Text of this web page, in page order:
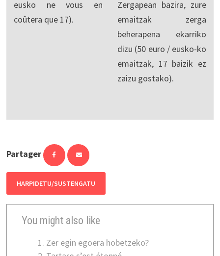
eusko ne vous en
coûtera que 17).
Zergapean bazira, zure
emaitzak zerga
beherapena ekarriko
dizu (50 euro / eusko-ko
emaitzak, 17 baizik ez
zaizu gostako).
Partager
HARPIDETU/SUSTENGATU
You might also like
Zer egin egoera hobetzeko?